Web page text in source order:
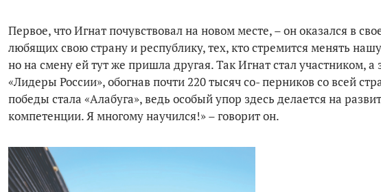
Первое, что Игнат почувствовал на новом месте, – он оказался в
любящих свою страну и республику, тех, кто стремится менять
но на смену ей тут же пришла другая. Так Игнат стал участником,
«Лидеры России», обогнав почти 220 тысяч со- перников со всей
победы стала «Алабуга», ведь особый упор здесь делается на
компетенции. Я многому научился!» – говорит он.